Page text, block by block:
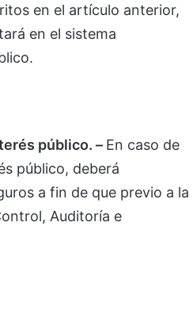
en el artículo anterior,
en el sistema
público. – En caso de
público, deberá
a fin de que previo a la
Auditoría e